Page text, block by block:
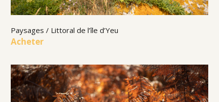
Paysages / Littoral de l’île d’Yeu
Acheter